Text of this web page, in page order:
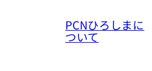
PCNひろしまに
ついて